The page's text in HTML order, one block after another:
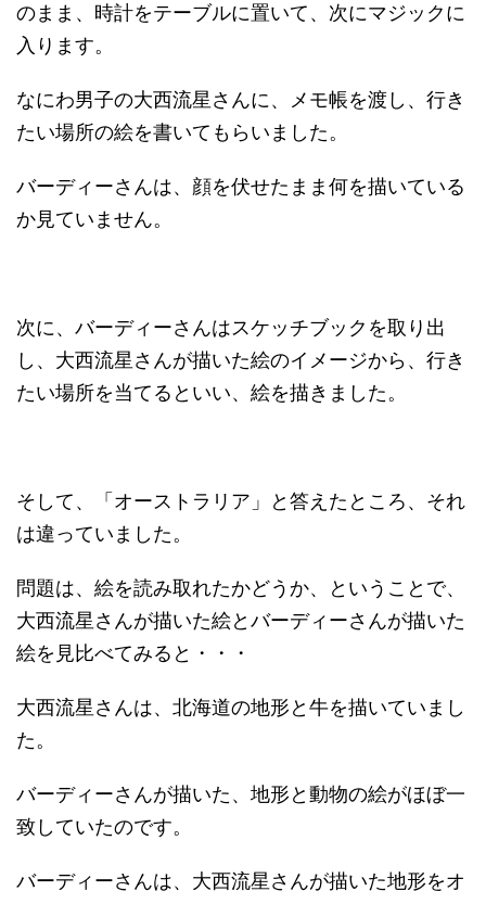
のまま、時計をテーブルに置いて、次にマジックに
入ります。
なにわ男子の大西流星さんに、メモ帳を渡し、行き
たい場所の絵を書いてもらいました。
バーディーさんは、顔を伏せたまま何を描いている
か見ていません。
次に、バーディーさんはスケッチブックを取り出
し、大西流星さんが描いた絵のイメージから、行き
たい場所を当てるといい、絵を描きました。
そして、「オーストラリア」と答えたところ、それ
は違っていました。
問題は、絵を読み取れたかどうか、ということで、
大西流星さんが描いた絵とバーディーさんが描いた
絵を見比べてみると・・・
大西流星さんは、北海道の地形と牛を描いていまし
た。
バーディーさんが描いた、地形と動物の絵がほぼ一
致していたのです。
バーディーさんは、大西流星さんが描いた地形をオ